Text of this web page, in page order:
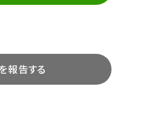
報告する